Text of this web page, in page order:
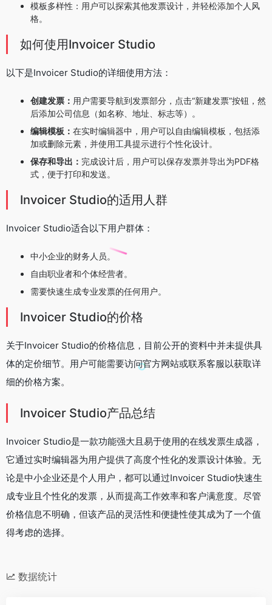
模板多样性：用户可以探索其他发票设计，并轻松添加个人风
格。
如何使用Invoicer Studio
以下是Invoicer Studio的详细使用方法：
创建发票： 用户需要导航到发票部分，点击“新建发票”按钮，然
后添加公司信息（如名称、地址、标志等）。
编辑模板： 在实时编辑器中，用户可以自由编辑模板，包括添
加或删除元素，并使用工具提示进行个性化设计。
保存和导出： 完成设计后，用户可以保存发票并导出为PDF格
式，便于打印和发送。
Invoicer Studio的适用人群
Invoicer Studio适合以下用户群体：
中小企业的财务人员。
自由职业者和个体经营者。
需要快速生成专业发票的任何用户。
Invoicer Studio的价格
关于Invoicer Studio的价格信息，目前公开的资料中并未提供具
体的定价细节。用户可能需要访问官方网站或联系客服以获取详
细的价格方案。
Invoicer Studio产品总结
Invoicer Studio是一款功能强大且易于使用的在线发票生成器，
它通过实时编辑器为用户提供了高度个性化的发票设计体验。无
论是中小企业还是个人用户，都可以通过Invoicer Studio快速生
成专业且个性化的发票，从而提高工作效率和客户满意度。尽管
价格信息不明确，但该产品的灵活性和便捷性使其成为了一个值
得考虑的选择。
数据统计